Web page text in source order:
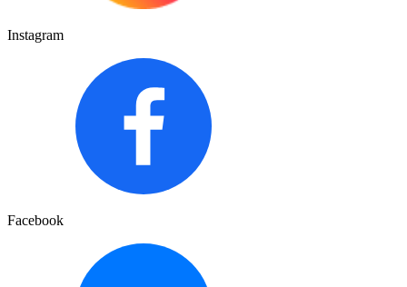
Instagram
Facebook